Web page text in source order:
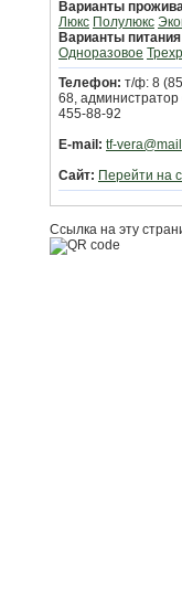
Варианты
Люкс Полулюкс
Варианты питания
Одноразовое
Телефон: т/ф: 8
68,
455-88-92
E-mail: tf-
Сайт: Перейти на
Ссылка на эту